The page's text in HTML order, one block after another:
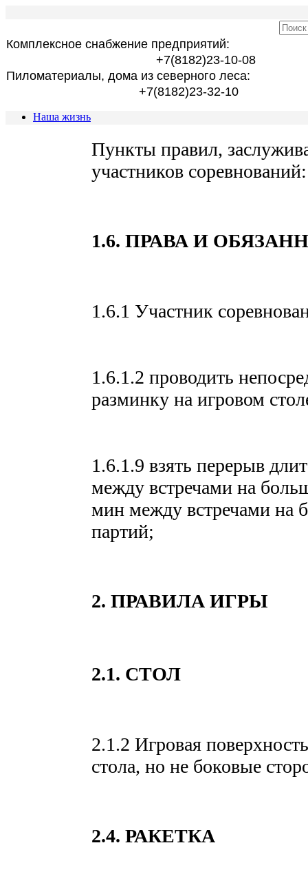
Комплексное снабжение предприятий:
+7(8182)23-10-08
Пиломатериалы, дома из северного леса:
+7(8182)23-32-10
Наша жизнь
Пункты правил,
участников соревнований:
1.6. ПРАВА И
1.6.1 Участник
1.6.1.2 проводить
разминку на игровом
1.6.1.9 взять перерыв
между встречами на
мин между встречами на
партий;
2. ПРАВИЛА ИГРЫ
2.1. СТОЛ
2.1.2 Игровая
стола, но не боковые
2.4. РАКЕТКА